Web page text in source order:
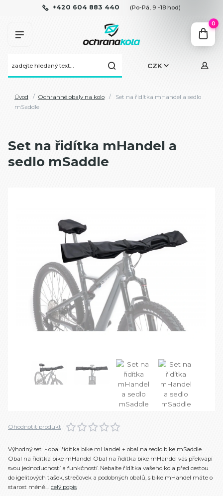
CZK
+420 604 883 440 (Po-Pá, 9 -18 hod)
0
Úvod Ochranné obaly na kolo
Set na řidítka mHandel a sedlo
mSaddle
Set na řidítka mHandel a
sedlo mSaddle
Ohodnotit produkt
Výhodný set - obal řídítka bike mHandel + obal na sedlo bike mSaddle
Obal na řídítka bike mHandel Obal na řídítka bike mHandel vás překvapí
svou jednoduchostí a funkčností. Nebalte řídítka vašeho kola před cestou
do igelitových tašek, strečovek a podobných obalů, s bike mHandel máte o
starost méně.... celý popis